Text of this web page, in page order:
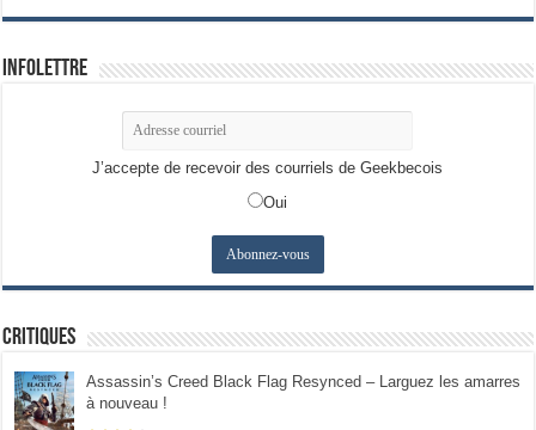
Infolettre
J’accepte de recevoir des courriels de Geekbecois
Oui
Critiques
Assassin’s Creed Black Flag Resynced – Larguez les amarres
à nouveau !